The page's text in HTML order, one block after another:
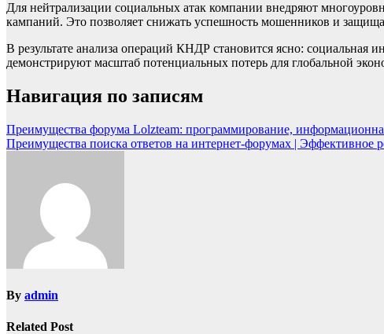
Для нейтрализации социальных атак компании внедряют
кампаний. Это позволяет снижать успешность мошенников и
В результате анализа операций КНДР становится ясно:
демонстрируют масштаб потенциальных потерь для глобальной
Навигация по записям
Преимущества форума Lolzteam: программирование,
Преимущества поиска ответов на интернет-форумах | Эффективное
By admin
Related Post